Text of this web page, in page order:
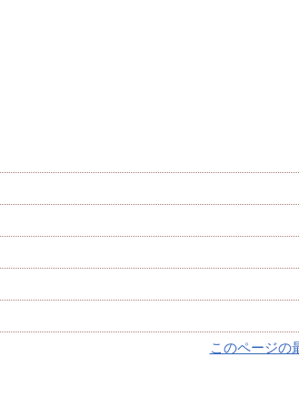
このページの